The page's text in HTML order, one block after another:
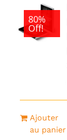
80%
Off!
Ajouter
au panier